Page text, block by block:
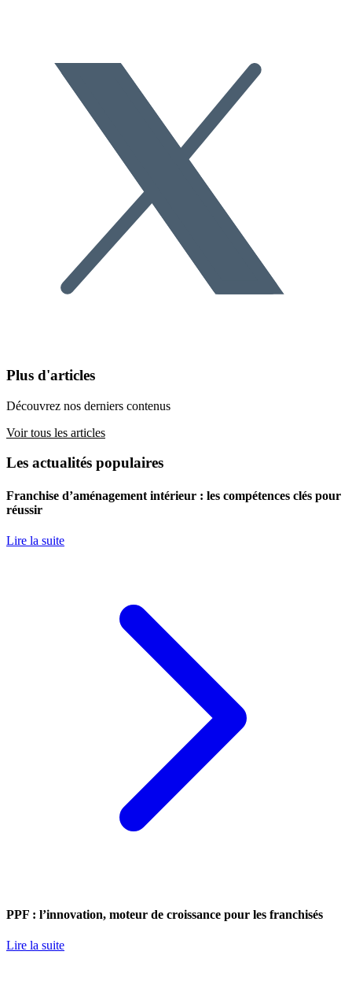
Plus d'articles
Découvrez nos derniers contenus
Voir tous les articles
Les actualités populaires
Franchise d’aménagement intérieur : les compétences clés pour
réussir
Lire la suite
PPF : l’innovation, moteur de croissance pour les franchisés
Lire la suite